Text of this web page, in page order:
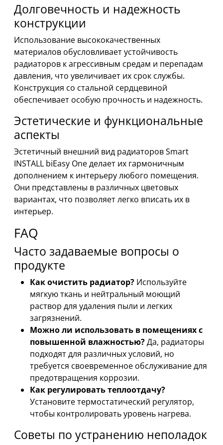
Долговечность и надежность
конструкции
Использование высококачественных
материалов обусловливает устойчивость
радиаторов к агрессивным средам и перепадам
давления, что увеличивает их срок службы.
Конструкция со стальной сердцевиной
обеспечивает особую прочность и надежность.
Эстетические и функциональные
аспекты
Эстетичный внешний вид радиаторов Smart
INSTALL biEasy One делает их гармоничным
дополнением к интерьеру любого помещения.
Они представлены в различных цветовых
вариантах, что позволяет легко вписать их в
интерьер.
FAQ
Часто задаваемые вопросы о
продукте
Как очистить радиатор? Используйте
мягкую ткань и нейтральный моющий
раствор для удаления пыли и легких
загрязнений.
Можно ли использовать в помещениях с
повышенной влажностью?Да, радиаторы
подходят для различных условий, но
требуется своевременное обслуживание для
предотвращения коррозии.
Как регулировать теплоотдачу?
Установите термостатический регулятор,
чтобы контролировать уровень нагрева.
Советы по устранению неполадок